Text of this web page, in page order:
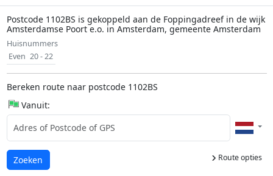
Postcode 1102BS is gekoppeld aan de Foppingadreef in de wijk
Amsterdamse Poort e.o. in Amsterdam, gemeente Amsterdam
Huisnummers
Even 20 - 22
Bereken route naar postcode 1102BS
Vanuit:
Route opties
Laden...
Zoeken